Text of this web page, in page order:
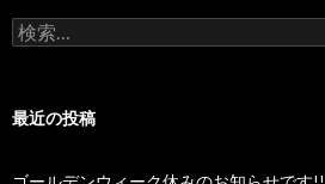
検
索:
最近の投稿